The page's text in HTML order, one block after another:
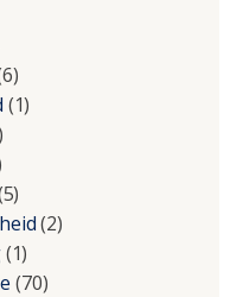
(1)
(2)
(1)
(70)